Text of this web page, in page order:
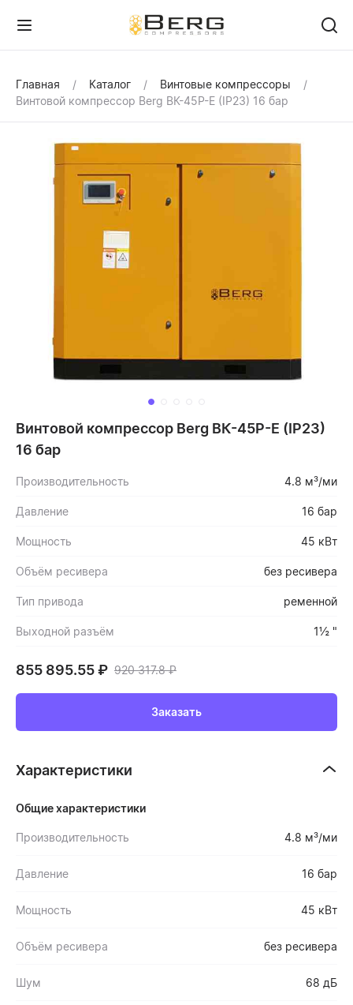
Главная Каталог
Винтовые компрессоры
Винтовой компрессор Berg ВК-45Р-Е (IP23) 16 бар
Винтовой компрессор Berg ВК-45Р-Е (IP23)
16 бар
Производительность 4.8 м³/ми
Давление 16 бар
Мощность 45 кВт
Объём ресивера без ресивера
Тип привода ременной
Выходной разъём 1½ "
855 895.55₽ 920 317.8₽
Заказать
Характеристики
Общие характеристики
Производительность 4.8 м³/ми
Давление 16 бар
Мощность 45 кВт
Объём ресивера без ресивера
Шум 68 дБ